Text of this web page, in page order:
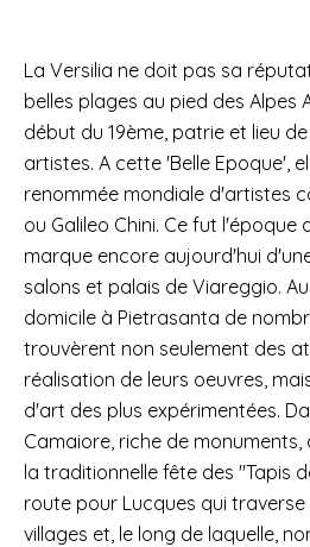
La Versilia ne doit pas sa
belles plages au pied des Alpes
début du 19ème, patrie et lieu
artistes. A cette 'Belle Epoque',
renommée mondiale d'artistes
ou Galileo Chini. Ce fut l'époque
marque encore aujourd'hui
salons et palais de Viareggio.
domicile à Pietrasanta de
trouvèrent non seulement des
réalisation de leurs oeuvres,
d'art des plus expérimentées.
Camaiore, riche de
la traditionnelle fête des "Tapis
route pour Lucques qui
villages et, le long de laquelle,